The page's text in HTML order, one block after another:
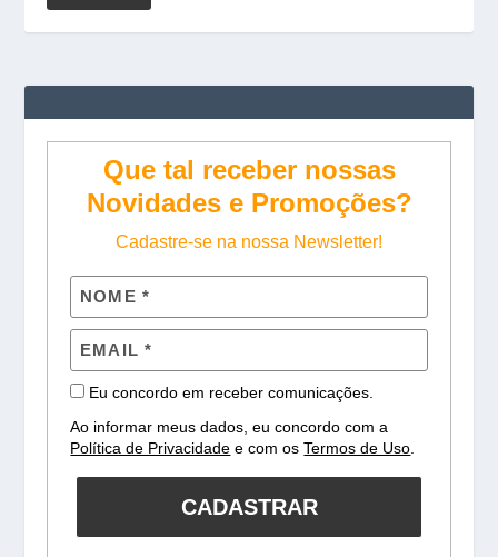
Que tal receber nossas
Novidades e Promoções?
Cadastre-se na nossa Newsletter!
Eu concordo em receber comunicações.
Ao informar meus dados, eu concordo com a
Política de Privacidade e com osTermos de Uso
CADASTRAR